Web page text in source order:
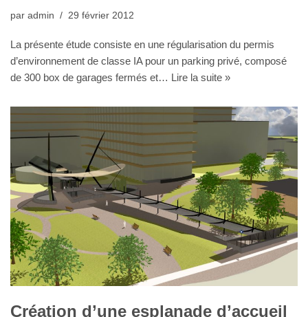
par admin 29 février 2012
La présente étude consiste en une régularisation du permis
d’environnement de classe IA pour un parking privé, composé
de 300 box de garages fermés et… Lire la suite »
Création d’une esplanade d’accueil